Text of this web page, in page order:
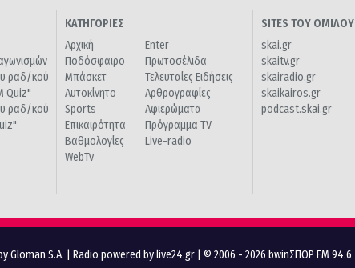
ραδ/κού
Quiz"
ραδ/κού
ΚΑΤΗΓΟΡΙΕΣ
Αρχική
Ποδόσφαιρο
Μπάσκετ
Αυτοκίνητο
Sports
Επικαιρότητα
Βαθμολογίες
WebTv
Enter
Πρωτοσέλιδα
Τελευταίες Ειδήσεις
Αρθρογραφίες
Αφιερώματα
Πρόγραμμα TV
Live-radio
SITES ΤΟΥ ΟΜΙΛΟΥ
skai.gr
skaitv.gr
skairadio.gr
skaikairos.gr
podcast.skai.gr
Gloman S.A. Radio powered by live24.gr | © 2006 - 2026 bwinΣΠΟΡ FM 94.6